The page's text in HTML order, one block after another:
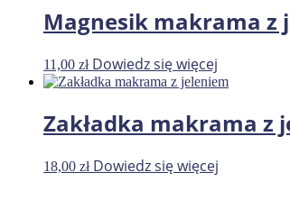
Magnesik makrama z
11,00 zł Dowiedz się więcej
Zakładka makrama z
18,00 zł Dowiedz się więcej